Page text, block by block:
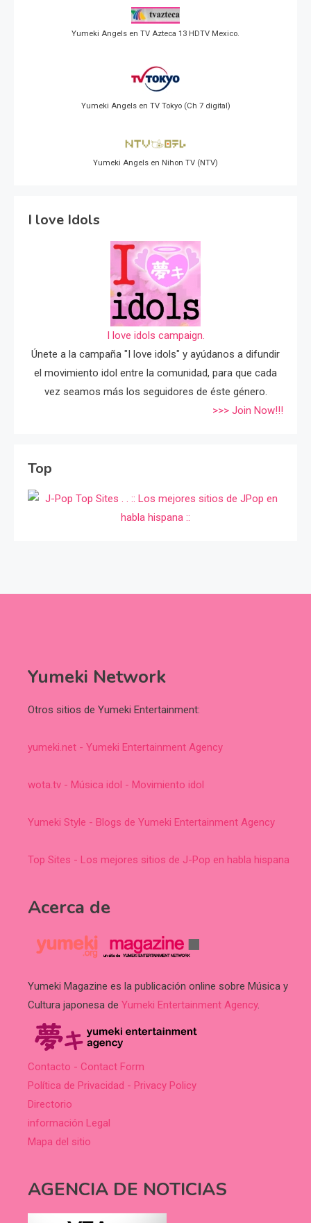
Yumeki Angels en TV Azteca 13 HDTV Mexico.
Yumeki Angels en TV Tokyo (Ch 7 digital)
Yumeki Angels en Nihon TV (NTV)
I love Idols
I love idols campaign.
Únete a la campaña "I love idols" y ayúdanos a difundir
el movimiento idol entre la comunidad, para que cada
vez seamos más los seguidores de éste género.
>>> Join Now!!!
Top
Yumeki Network
Otros sitios de Yumeki Entertainment:
yumeki.net - Yumeki Entertainment Agency
wota.tv - Música idol - Movimiento idol
Yumeki Style - Blogs de Yumeki Entertainment Agency
Top Sites - Los mejores sitios de J-Pop en habla hispana
Acerca de
Yumeki Magazine es la publicación online sobre Música y
Cultura japonesa de Yumeki Entertainment Agency.
Contacto - Contact Form
Política de Privacidad - Privacy Policy
Directorio
información Legal
Mapa del sitio
AGENCIA DE NOTICIAS